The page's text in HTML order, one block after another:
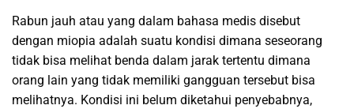
Rabun jauh atau yang dalam bahasa medis disebut
dengan miopia adalah suatu kondisi dimana seseorang
tidak bisa melihat benda dalam jarak tertentu dimana
orang lain yang tidak memiliki gangguan tersebut bisa
melihatnya. Kondisi ini belum diketahui penyebabnya,